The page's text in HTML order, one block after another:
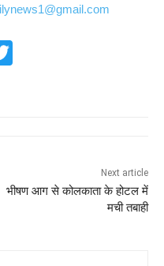
Next article
भीषण आग से कोलकाता के होटल में
मची तबाही